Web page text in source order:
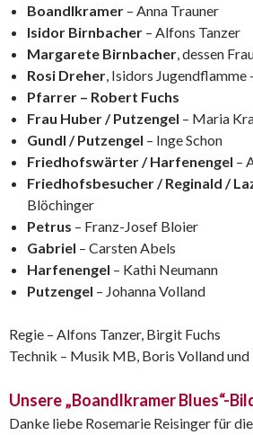
Boandlkramer – Anna Trauner
Isidor Birnbacher – Alfons Tanzer
Margarete Birnbacher, dessen
Rosi Dreher, Isidors Jugendflamme
Pfarrer – Robert Fuchs
Frau Huber / Putzengel – Maria
Gundl / Putzengel – Inge Schon
Friedhofswärter / Harfenengel –
Friedhofsbesucher / Reginald /
Blöchinger
Petrus – Franz-Josef Bloier
Gabriel – Carsten Abels
Harfenengel – Kathi Neumann
Putzengel – Johanna Volland
Regie – Alfons Tanzer, Birgit Fuchs
Technik – Musik MB, Boris Volland und
Unsere „Boandlkramer Blues“-
Danke liebe Rosemarie Reisinger für